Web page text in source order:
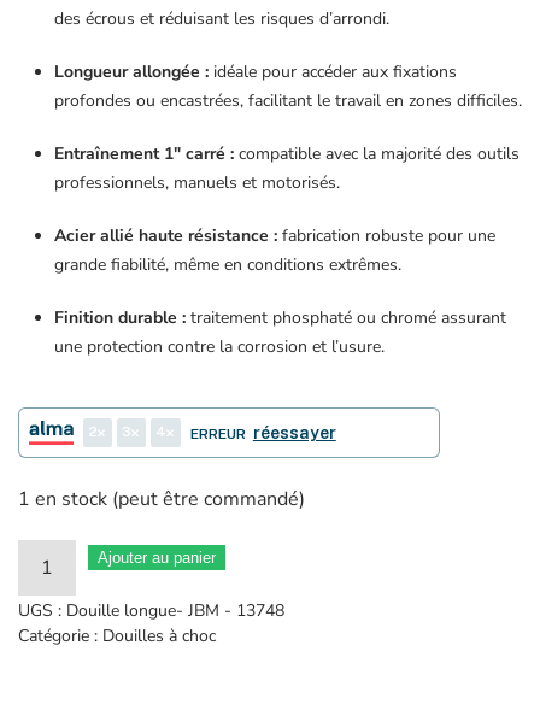
des écrous et réduisant les risques d’arrondi.
Longueur allongée : idéale pour accéder aux fixations
profondes ou encastrées, facilitant le travail en zones difficiles.
Entraînement 1″ carré : compatible avec la majorité des outils
professionnels, manuels et motorisés.
Acier allié haute résistance : fabrication robuste pour une
grande fiabilité, même en conditions extrêmes.
Finition durable : traitement phosphaté ou chromé assurant
une protection contre la corrosion et l’usure.
2 3 4 ERREUR réessayer
1 en stock (peut être commandé)
quantité
de
Douille
Ajouter au panier
UGS : Douille longue- JBM - 13748
Catégorie : Douilles à choc